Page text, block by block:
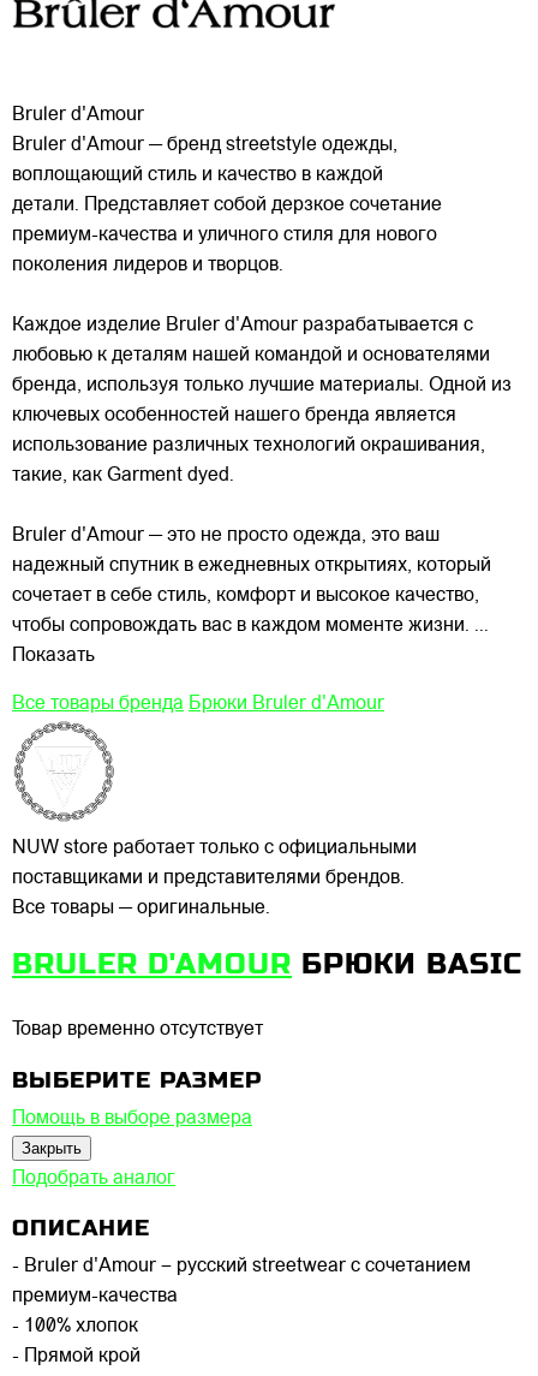
Bruler d'Amour
Bruler d'Amour — бренд streetstyle одежды,
воплощающий стиль и качество в каждой
детали. Представляет собой дерзкое сочетание
премиум-качества и уличного стиля для нового
поколения лидеров и творцов.
Каждое изделие Bruler d'Amour разрабатывается с
любовью к деталям нашей командой и основателями
бренда, используя только лучшие материалы. Одной из
ключевых особенностей нашего бренда является
использование различных технологий окрашивания,
такие, как Garment dyed.
Bruler d'Amour — это не просто одежда, это ваш
надежный спутник в ежедневных открытиях, который
сочетает в себе стиль, комфорт и высокое качество,
чтобы сопровождать вас в каждом моменте жизни. ...
Показать
Все товары бренда Брюки Bruler d'Amour
NUW store работает только с официальными
поставщиками и представителями брендов.
Все товары — оригинальные.
BRULER D'AMOUR БРЮКИ BASIC
Товар временно отсутствует
ВЫБЕРИТЕ РАЗМЕР
Помощь в выборе размера
Закрыть
Подобрать аналог
ОПИСАНИЕ
- Bruler d'Amour – русский streetwear с сочетанием
премиум-качества
- 100% хлопок
- Прямой крой